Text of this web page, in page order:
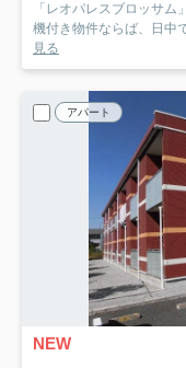
「レオパレスブロッサ
機付き物件ならば、日中
見る
アパート
NEW